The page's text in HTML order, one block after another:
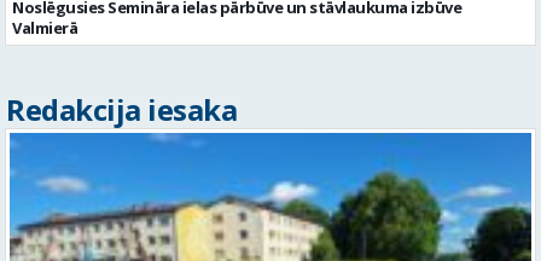
Noslēgusies Semināra ielas pārbūve un stāvlaukuma izbūve
Valmierā
Redakcija iesaka